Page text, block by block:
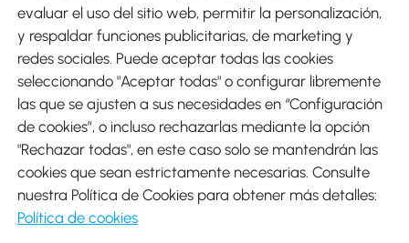
Envíos
Descargar Aosom App
Google Play
evaluar el uso del sitio web, permitir la personalización,
y respaldar funciones publicitarias, de marketing y
redes sociales. Puede aceptar todas las cookies
seleccionando "Aceptar todas" o configurar libremente
las que se ajusten a sus necesidades en “Configuración
de cookies”, o incluso rechazarlas mediante la opción
"Rechazar todas", en este caso solo se mantendrán las
cookies que sean estrictamente necesarias. Consulte
nuestra Política de Cookies para obtener más detalles:
Política de cookies